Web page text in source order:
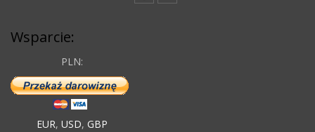
Wsparcie:
PLN:
EUR, USD, GBP